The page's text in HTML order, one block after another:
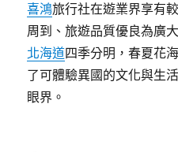
喜鴻旅行社在遊業界享有
周到、旅遊品質優良為廣
北海道四季分明，春夏花
了可體驗異國的文化與生
眼界。